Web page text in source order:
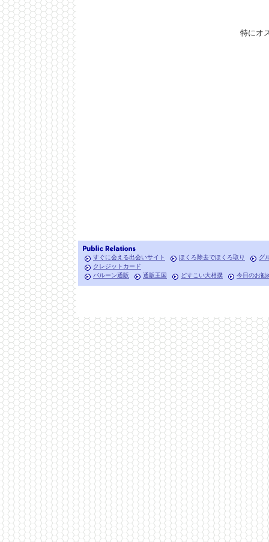
特に
すぐに会える出会いサイト ほくろ除去でほくろ取り
グ
クレジットカード
バルーン通販
通販王国 どすこい大相撲 今日のお勧